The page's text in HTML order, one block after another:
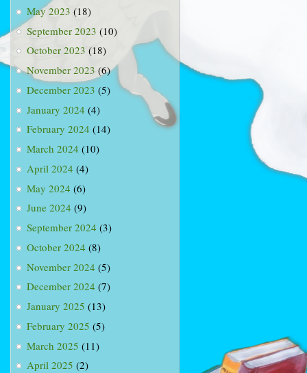
May 2023 (18)
September 2023 (10)
October 2023 (18)
November 2023 (6)
December 2023 (5)
January 2024 (4)
February 2024 (14)
March 2024 (10)
April 2024 (4)
May 2024 (6)
June 2024 (9)
September 2024 (3)
October 2024 (8)
November 2024 (5)
December 2024 (7)
January 2025 (13)
February 2025 (5)
March 2025 (11)
April 2025 (2)